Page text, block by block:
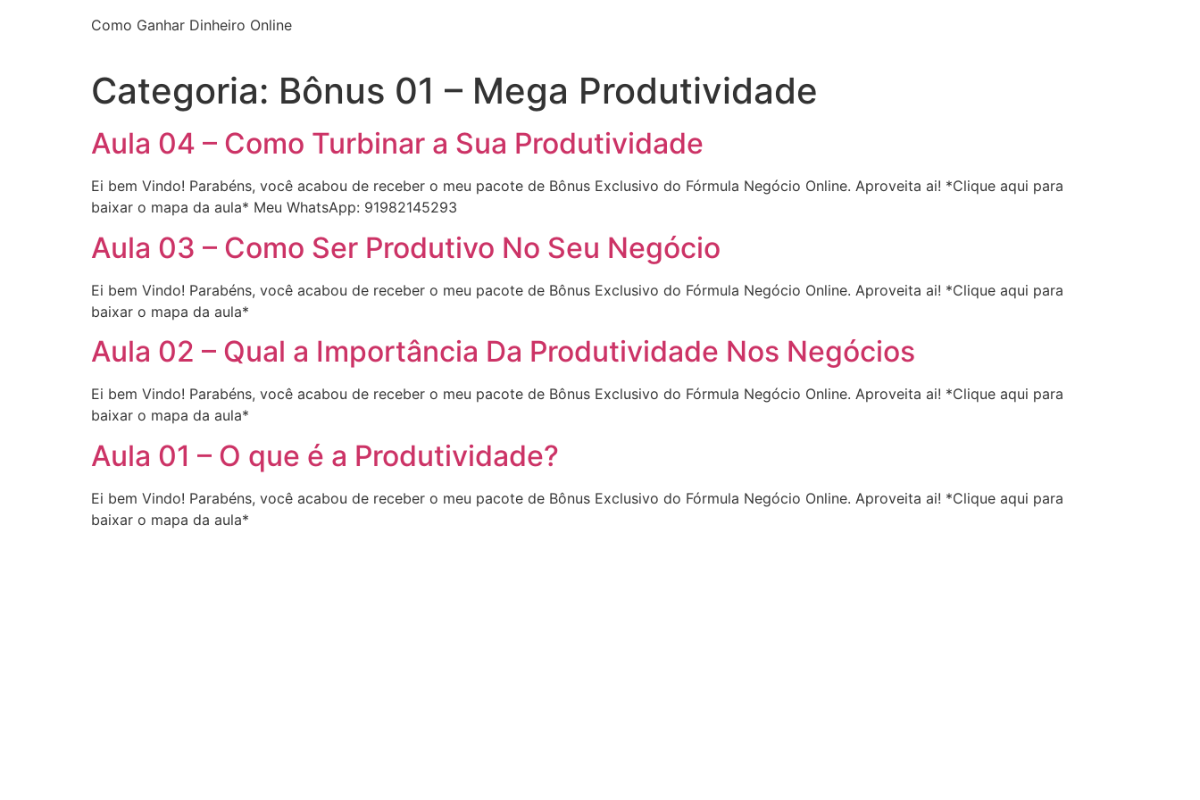
Como Ganhar Dinheiro Online
Categoria: Bônus 01 – Mega Produtividade
Aula 04 – Como Turbinar a Sua Produtividade
Ei bem Vindo! Parabéns, você acabou de receber o meu pacote de Bônus Exclusivo do Fórmula Negócio Online. Aproveita ai! *Clique aqui para
baixar o mapa da aula* Meu WhatsApp: 91982145293
Aula 03 – Como Ser Produtivo No Seu Negócio
Ei bem Vindo! Parabéns, você acabou de receber o meu pacote de Bônus Exclusivo do Fórmula Negócio Online. Aproveita ai! *Clique aqui para
baixar o mapa da aula*
Aula 02 – Qual a Importância Da Produtividade Nos Negócios
Ei bem Vindo! Parabéns, você acabou de receber o meu pacote de Bônus Exclusivo do Fórmula Negócio Online. Aproveita ai! *Clique aqui para
baixar o mapa da aula*
Aula 01 – O que é a Produtividade?
Ei bem Vindo! Parabéns, você acabou de receber o meu pacote de Bônus Exclusivo do Fórmula Negócio Online. Aproveita ai! *Clique aqui para
baixar o mapa da aula*